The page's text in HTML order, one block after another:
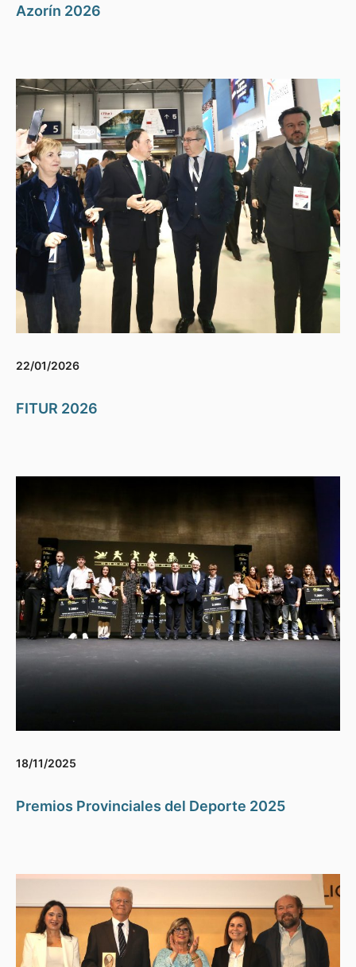
Azorín 2026
22/01/2026
FITUR 2026
18/11/2025
Premios Provinciales del Deporte 2025